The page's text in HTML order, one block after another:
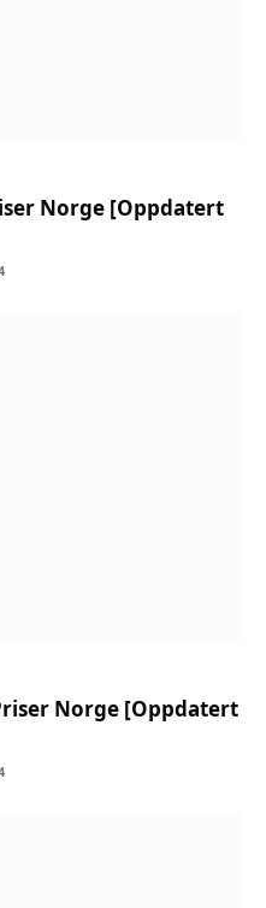
Norge [Oppdatert
Norge [Oppdatert